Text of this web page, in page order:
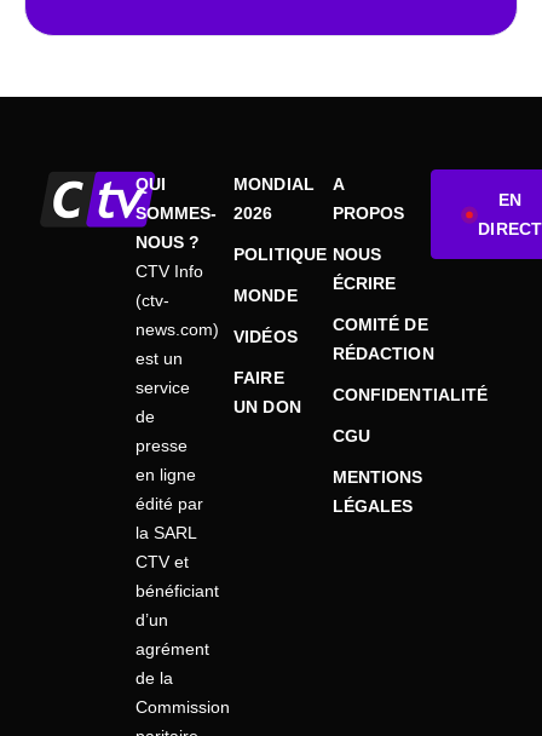
QUI
SOMMES-
NOUS ?
CTV Info
(ctv-
news.com)
est un
service
de
presse
en ligne
édité par
la SARL
CTV et
bénéficiant
d’un
agrément
de la
Commission
MONDIAL
2026
POLITIQUE
MONDE
VIDÉOS
FAIRE
UN DON
A
PROPOS
NOUS
ÉCRIRE
COMITÉ DE
RÉDACTION
CONFIDENTIALITÉ
CGU
MENTIONS
LÉGALES
EN
DIRECT